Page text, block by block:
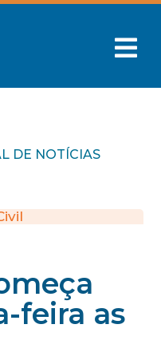
DE NOTÍCIAS
feira as